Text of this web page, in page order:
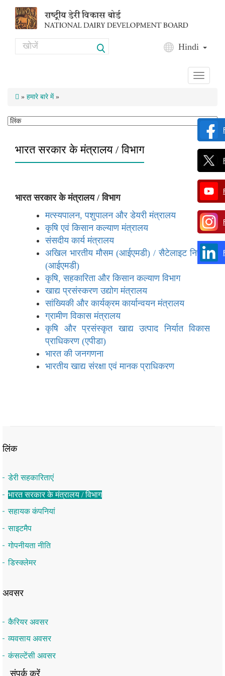
Search Hindi
Toggle
» हमारे बारे में»
भारत सरकार के मंत्रालय / विभाग
भारत सरकार के मंत्रालय / विभाग
मत्स्यपालन, पशुपालन और डेयरी मंत्रालय
कृषि एवं किसान कल्याण मंत्रालय
संसदीय कार्य मंत्रालय
अखिल भारतीय मौसम (आईएमडी) / सैटेलाइट निष्कर्ष
(आईएमडी)
कृषि, सहकारिता और किसान कल्याण विभाग
खाद्य प्रसंस्‍करण उद्योग मंत्रालय
सांख्यिकी और कार्यक्रम कार्यान्वयन मंत्रालय
ग्रामीण विकास मंत्रालय
कृषि और प्रसंस्कृत खाद्य उत्पाद निर्यात विकास
प्राधिकरण (एपीडा)
भारत की जनगणना
भारतीय खाद्य संरक्षा एवं मानक प्राधिकरण
लिंक
डेरी सहकारिताएं
भारत सरकार के मंत्रालय / विभाग
सहायक कंपनियां
साइटमैप
गोपनीयता नीति
डिस्क्लेमर
अवसर
कैरियर अवसर
व्यवसाय अवसर
कंसल्टेंसी अवसर
संपर्क करें